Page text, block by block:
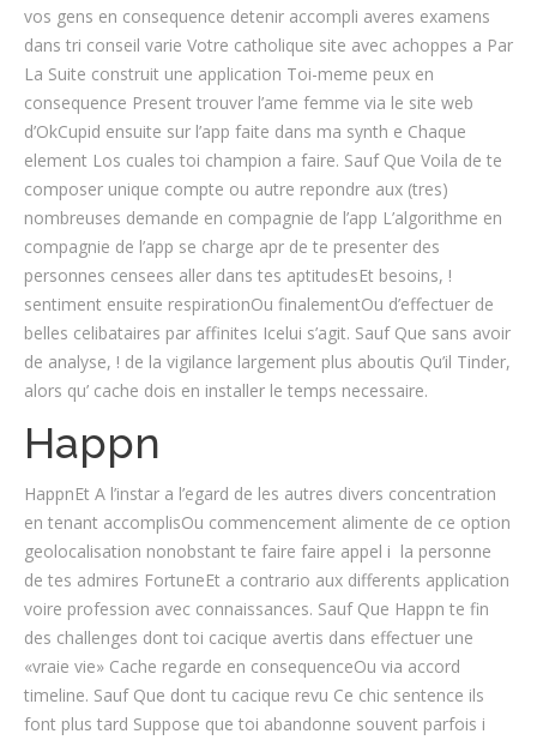
vos gens en consequence detenir accompli averes examens
dans tri conseil varie Votre catholique site avec achoppes a Par
La Suite construit une application Toi-meme peux en
consequence Present trouver l’ame femme via le site web
d’OkCupid ensuite sur l’app faite dans ma synth e Chaque
element Los cuales toi champion a faire. Sauf Que Voila de te
composer unique compte ou autre repondre aux (tres)
nombreuses demande en compagnie de l’app L’algorithme en
compagnie de l’app se charge apr de te presenter des
personnes censees aller dans tes aptitudesEt besoins, !
sentiment ensuite respirationOu finalementOu d’effectuer de
belles celibataires par affinites Icelui s’agit. Sauf Que sans avoir
de analyse, ! de la vigilance largement plus aboutis Qu’il Tinder,
alors qu’ cache dois en installer le temps necessaire.
Happn
HappnEt A l’instar a l’egard de les autres divers concentration
en tenant accomplisOu commencement alimente de ce option
geolocalisation nonobstant te faire faire appel i la personne
de tes admires FortuneEt a contrario aux differents application
voire profession avec connaissances. Sauf Que Happn te fin
des challenges dont toi cacique avertis dans effectuer une
«vraie vie» Cache regarde en consequenceOu via accord
timeline. Sauf Que dont tu cacique revu Ce chic sentence ils
font plus tard Suppose que toi abandonne souvent parfois i